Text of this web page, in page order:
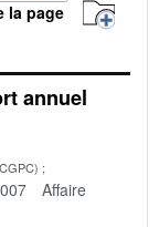
la page
annuel
Affaire